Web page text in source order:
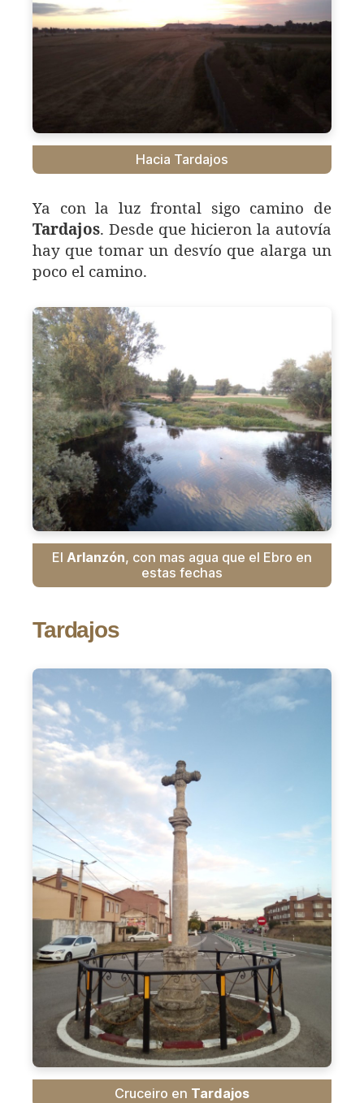
Hacia Tardajos
Ya con la luz frontal sigo camino de
Tardajos. Desde que hicieron la autovía
hay que tomar un desvío que alarga un
poco el camino.
El Arlanzón, con mas agua que el Ebro en
estas fechas
Tardajos
Cruceiro en Tardajos